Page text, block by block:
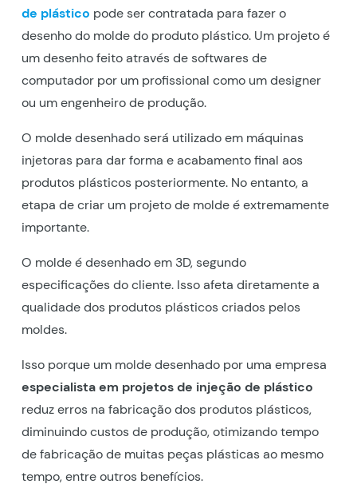
de plástico pode ser contratada para fazer o
desenho do molde do produto plástico. Um projeto é
um desenho feito através de softwares de
computador por um profissional como um designer
ou um engenheiro de produção.
O molde desenhado será utilizado em máquinas
injetoras para dar forma e acabamento final aos
produtos plásticos posteriormente. No entanto, a
etapa de criar um projeto de molde é extremamente
importante.
O molde é desenhado em 3D, segundo
especificações do cliente. Isso afeta diretamente a
qualidade dos produtos plásticos criados pelos
moldes.
Isso porque um molde desenhado por uma empresa
especialista em projetos de injeção de plástico
reduz erros na fabricação dos produtos plásticos,
diminuindo custos de produção, otimizando tempo
de fabricação de muitas peças plásticas ao mesmo
tempo, entre outros benefícios.